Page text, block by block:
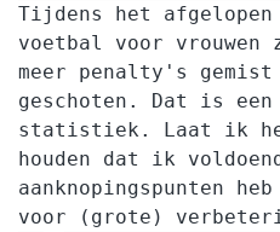
Tijdens het afgelopen
voetbal voor
meer penalty's gemist
geschoten. Dat is
statistiek. Laat ik
houden dat ik
aanknopingspunten
voor (grote)